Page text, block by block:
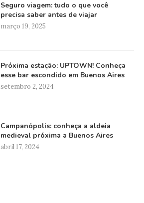
Seguro viagem: tudo o que você
precisa saber antes de viajar
março 19, 2025
Próxima estação: UPTOWN! Conheça
esse bar escondido em Buenos Aires
setembro 2, 2024
Campanópolis: conheça a aldeia
medieval próxima a Buenos Aires
abril 17, 2024